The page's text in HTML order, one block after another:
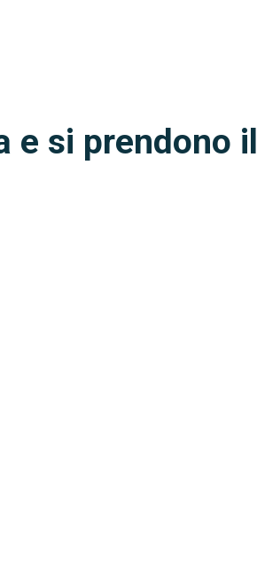
e si prendono il